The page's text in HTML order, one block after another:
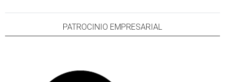
PATROCINIO EMPRESARIAL